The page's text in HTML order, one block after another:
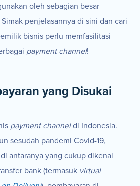
oleh sebagian besar
penjelasannya di sini dan cari
bisnis perlu memfasilitasi
payment channel!
yang Disukai
payment channeldi Indonesia.
sesudah pandemi Covid-19,
antaranya yang cukup dikenal
bank (termasuk virtual